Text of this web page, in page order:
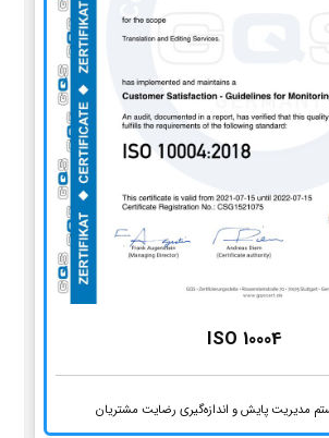
ISO 10004
مدیریت پایش و اندازه‌گیری رضایت مشتریان